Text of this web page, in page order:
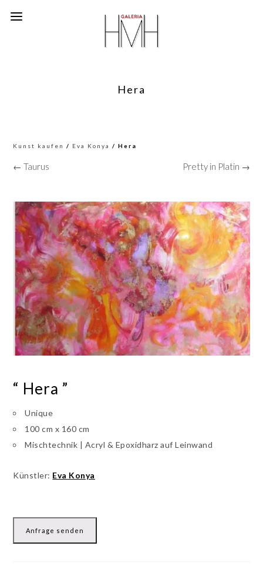
Hera
Kunst kaufen / Eva Konya / Hera
← Taurus Pretty in Platin →
“ Hera ”
Unique
100 cm x 160 cm
Mischtechnik | Acryl & Epoxidharz auf Leinwand
Künstler: Eva Konya
Anfrage senden